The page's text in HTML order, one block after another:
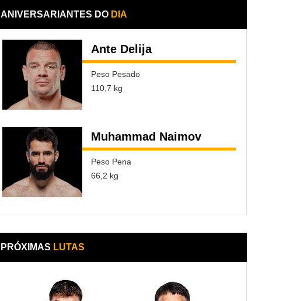
ANIVERSARIANTES DO DIA
Ante Delija
Peso Pesado
110,7 kg
Muhammad Naimov
Peso Pena
66,2 kg
PRÓXIMAS LUTAS